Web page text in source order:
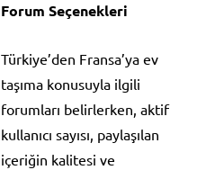
Forum Seçenekleri
Türkiye’den Fransa’ya ev
taşıma konusuyla ilgili
forumları belirlerken, aktif
kullanıcı sayısı, paylaşılan
içeriğin kalitesi ve